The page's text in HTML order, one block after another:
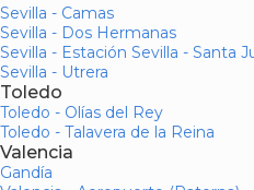
Sevilla - Camas
Sevilla - Dos Hermanas
Sevilla - Estación Sevilla - Santa
Sevilla - Utrera
Toledo
Toledo - Olías del Rey
Toledo - Talavera de la Reina
Valencia
Gandía